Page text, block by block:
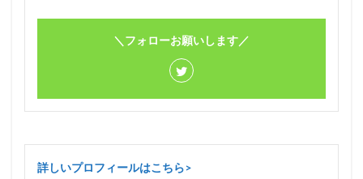
＼フォローお願いします／
詳しいプロフィールはこちら>